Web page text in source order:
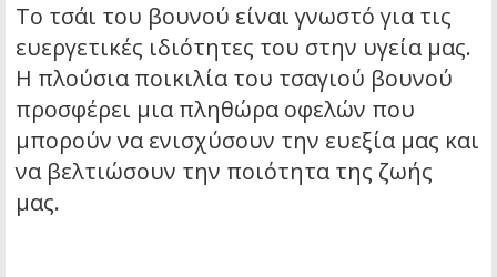
Το τσάι του βουνού είναι γνωστό για τις
ευεργετικές ιδιότητες του στην υγεία μας.
Η πλούσια ποικιλία του τσαγιού βουνού
προσφέρει μια πληθώρα οφελών που
μπορούν να ενισχύσουν την ευεξία μας και
να βελτιώσουν την ποιότητα της ζωής
μας.